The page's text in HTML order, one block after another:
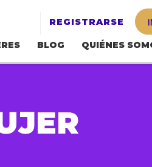
REGISTRARSE
BLOG QUIÉNES